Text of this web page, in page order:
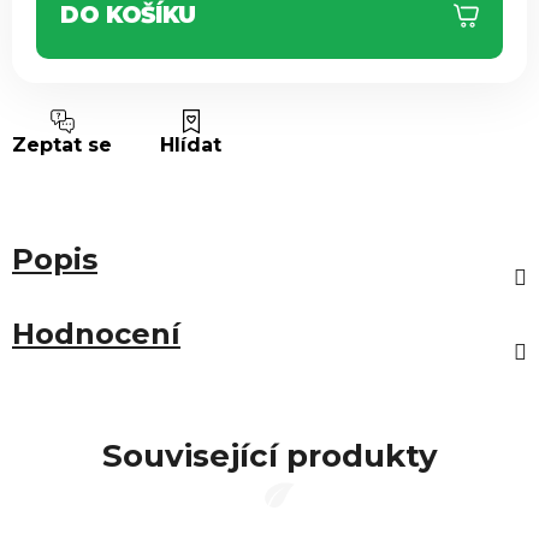
DO KOŠÍKU
Zeptat se Hlídat
Popis
Hodnocení
Související produkty